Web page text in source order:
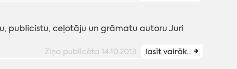
publicistu, ceļotāju un grāmatu autoru Juri
Ziņa publicēta 14.10.2013 lasīt vairāk...